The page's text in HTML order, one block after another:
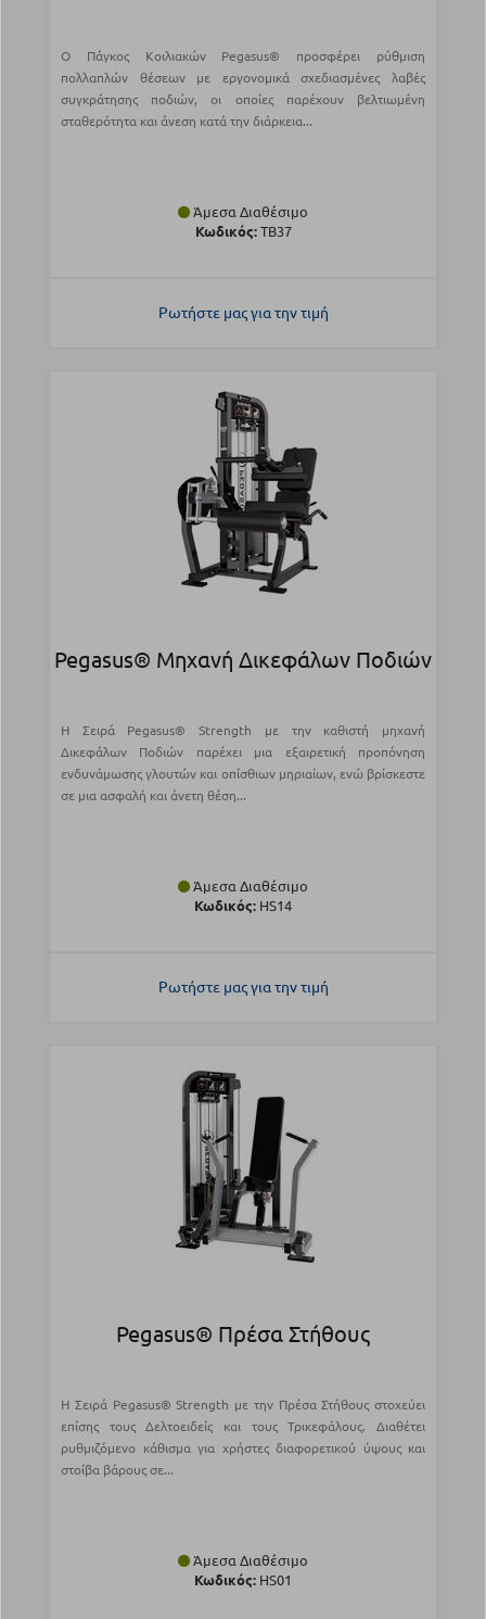
Ο Πάγκος Κοιλιακών Pegasus® προσφέρει ρύθμιση
πολλαπλών θέσεων με εργονομικά σχεδιασμένες λαβές
συγκράτησης ποδιών, οι οποίες παρέχουν βελτιωμένη
σταθερότητα και άνεση κατά την διάρκεια...
Άμεσα Διαθέσιμο
Κωδικός:TB37
Ρωτήστε μας για την τιμή
Pegasus® Μηχανή Δικεφάλων Ποδιών
Η Σειρά Pegasus® Strength με την καθιστή μηχανή
Δικεφάλων Ποδιών παρέχει μια εξαιρετική προπόνηση
ενδυνάμωσης γλουτών και οπίσθιων μηριαίων, ενώ βρίσκεστε
σε μια ασφαλή και άνετη θέση...
Άμεσα Διαθέσιμο
Κωδικός: HS14
Ρωτήστε μας για την τιμή
Pegasus® Πρέσα Στήθους
Η Σειρά Pegasus® Strength με την Πρέσα Στήθους στοχεύει
επίσης τους Δελτοειδείς και τους Τρικεφάλους. Διαθέτει
ρυθμιζόμενο κάθισμα για χρήστες διαφορετικού ύψους και
στοίβα βάρους σε...
Άμεσα Διαθέσιμο
Κωδικός: HS01